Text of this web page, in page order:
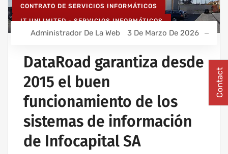
CONTRATO DE SERVICIOS INFORMÁTICOS
IT UNLIMITED - SERVICIOS INFORMÁTICOS
MANTENIMIENTO INFORMÁTICO PARA EMPRESAS
Administrador De La Web 3 De Marzo De 2026
DataRoad garantiza desde
2015 el buen
funcionamiento de los
sistemas de información
de Infocapital SA
Contact